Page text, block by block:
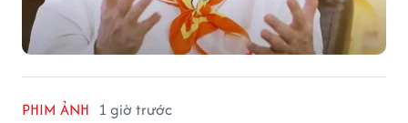
PHIM ẢNH 1 giờ trước